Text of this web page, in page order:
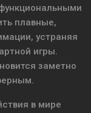
плавные,
устраняя
игры.
заметно
в мире